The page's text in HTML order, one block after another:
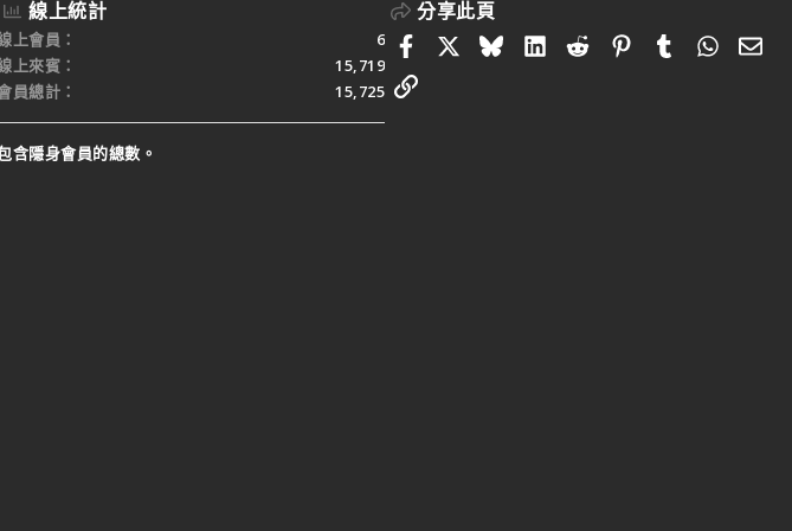
線上統計
上會員
6
上來賓
15,719
員總計
15,725
含隱身會員的總數。
分享此頁
FacebookBlueskyLinkedIn
RedditPinterestTumblr 電
連結